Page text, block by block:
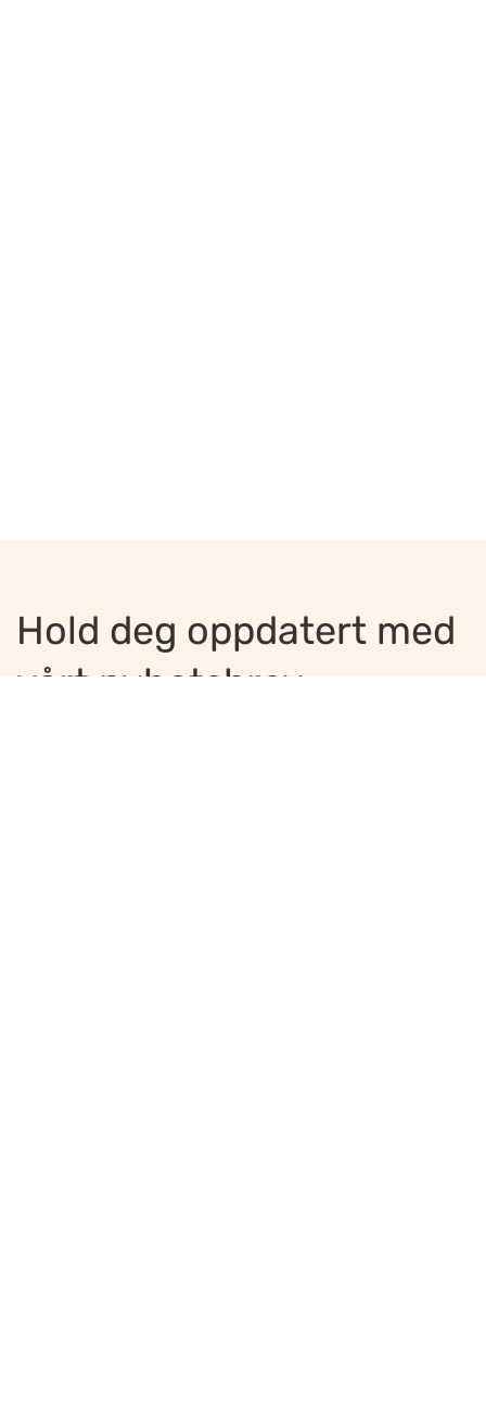
Hold deg oppdatert med
vårt nyhetsbrev